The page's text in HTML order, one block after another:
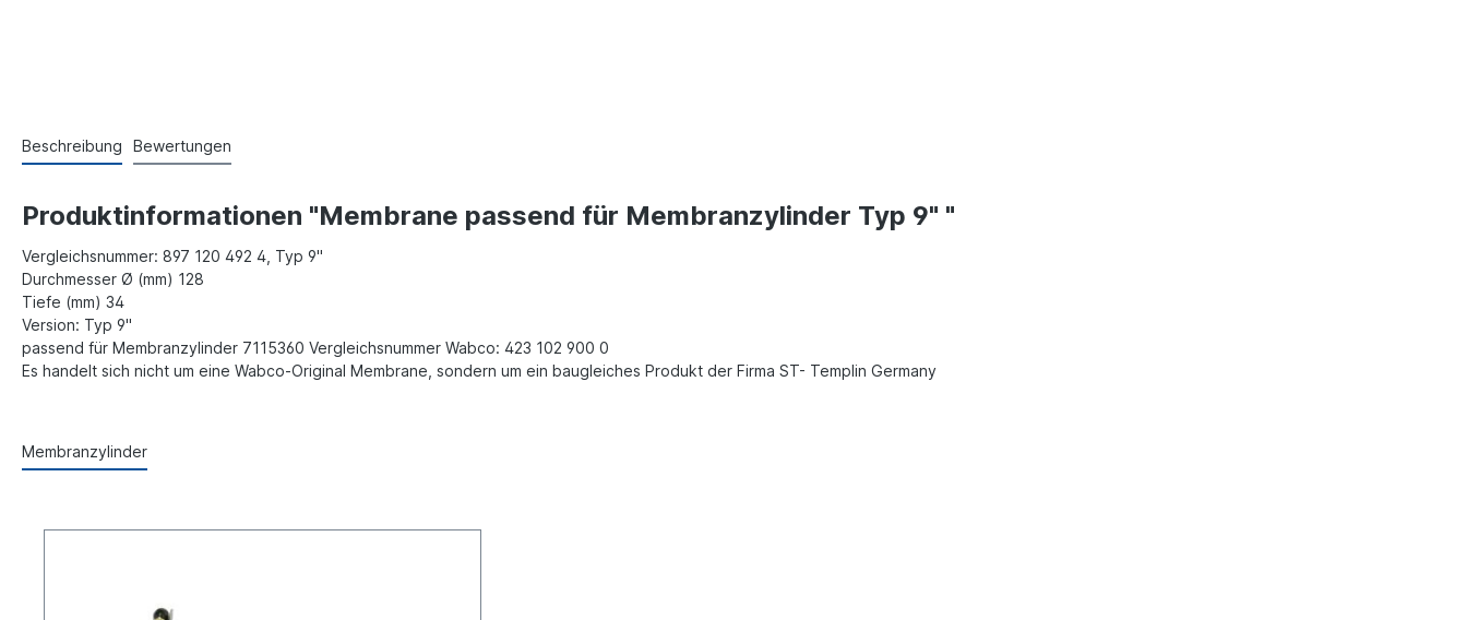
Beschreibung Bewertungen
Produktinformationen "Membrane passend für Membranzylinder Typ 9" "
Vergleichsnummer: 897 120 492 4, Typ 9"
Durchmesser Ø (mm) 128
Tiefe (mm) 34
Version: Typ 9"
passend für Membranzylinder 7115360 Vergleichsnummer Wabco: 423 102 900 0
Es handelt sich nicht um eine Wabco-Original Membrane, sondern um ein baugleiches Produkt der Firma ST- Templin Germany
Membranzylinder